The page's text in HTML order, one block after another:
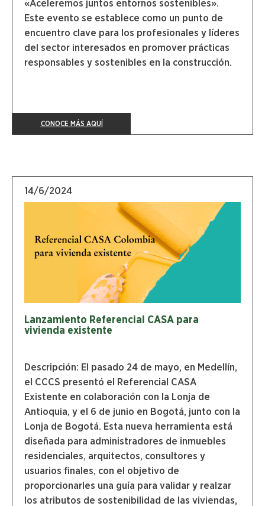
«Aceleremos juntos entornos sostenibles».
Este evento se establece como un punto de
encuentro clave para los profesionales y líderes
del sector interesados en promover prácticas
responsables y sostenibles en la construcción.
CONOCE MÁS AQUÍ
14/6/2024
Lanzamiento Referencial CASA para
vivienda existente
Descripción: El pasado 24 de mayo, en Medellín,
el CCCS presentó el Referencial CASA
Existente en colaboración con la Lonja de
Antioquia, y el 6 de junio en Bogotá, junto con la
Lonja de Bogotá. Esta nueva herramienta está
diseñada para administradores de inmuebles
residenciales, arquitectos, consultores y
usuarios finales, con el objetivo de
proporcionarles una guía para validar y realzar
los atributos de sostenibilidad de las viviendas,